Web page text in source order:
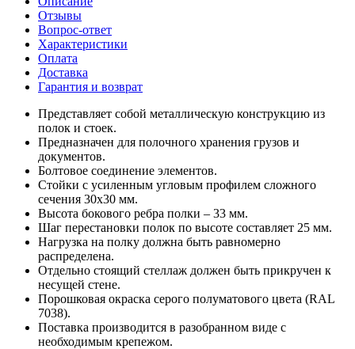
Отзывы
Вопрос-ответ
Характеристики
Оплата
Доставка
Гарантия и возврат
Представляет собой металлическую конструкцию из
полок и стоек.
Предназначен для полочного хранения грузов и
документов.
Болтовое соединение элементов.
Стойки с усиленным угловым профилем сложного
сечения 30х30 мм.
Высота бокового ребра полки – 33 мм.
Шаг перестановки полок по высоте составляет 25 мм.
Нагрузка на полку должна быть равномерно
распределена.
Отдельно стоящий стеллаж должен быть прикручен к
несущей стене.
Порошковая окраска серого полуматового цвета (RAL
7038).
Поставка производится в разобранном виде с
необходимым крепежом.